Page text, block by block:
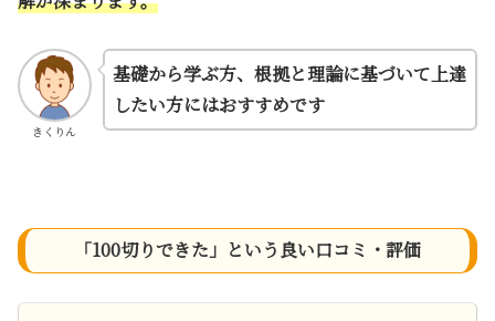
きくりん
基礎から学ぶ方、根拠と理論に基づいて上達
したい方にはおすすめです
「100切りできた」という良い口コミ・評価